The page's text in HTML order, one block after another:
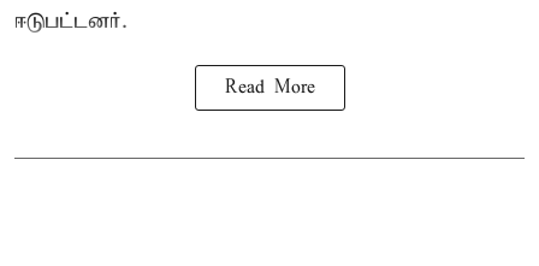
ஈடுபட்டனர்.
Read More